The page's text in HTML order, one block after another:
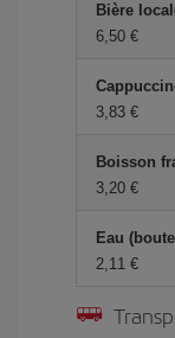
Bière
6,50 €
3,83 €
Boisson
3,20 €
Eau
2,11 €